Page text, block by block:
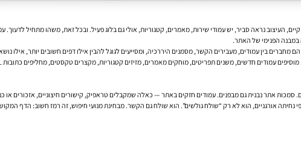
קיים, העיצוב נראה סביר, יש עמודי שירות, מאמרים, קטגוריות, אולי גם בלוג פעיל. ובכל זאת, משהו מתחיל
הפנימי של האתר.
נחיתה אורגניים, הוא לא רק “שולח גולשים”. הוא שולח גם הקשר. מבחינת מנועי חיפוש, זה רמז חשוב: הדף